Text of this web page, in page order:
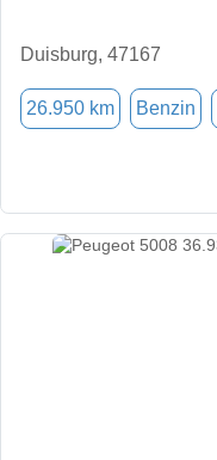
Duisburg, 47167
26.950 km Benzin